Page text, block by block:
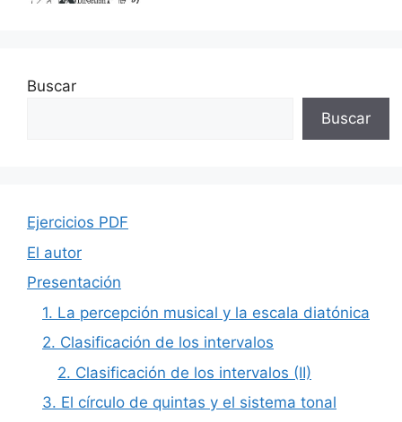
Buscar
Buscar
Ejercicios PDF
El autor
Presentación
1. La percepción musical y la escala diatónica
2. Clasificación de los intervalos
2. Clasificación de los intervalos (II)
3. El círculo de quintas y el sistema tonal